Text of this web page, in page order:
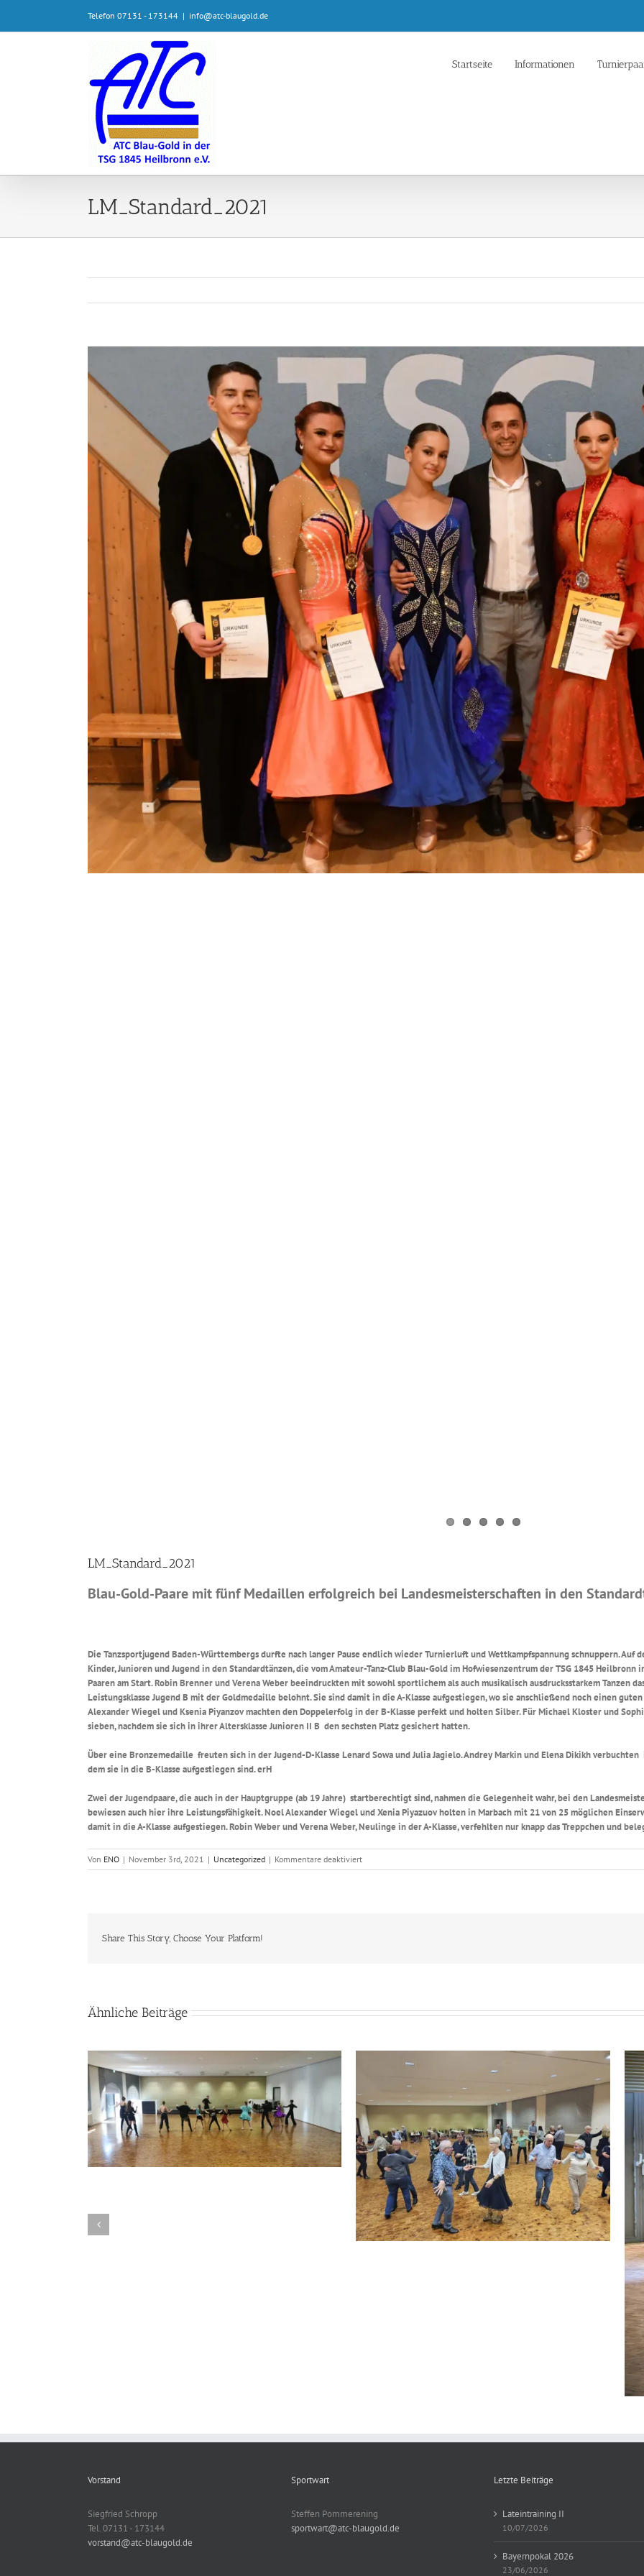
springen
Telefon 07131 - 173144 | info@atc-blaugold.de
Startseite Informationen
LM_Standard_2021
LM_Standard_2021
Blau-Gold-Paare mit fünf Medaillen erfolgreich bei Landesmeisterschaften in den
Die Tanzsportjugend Baden-Württembergs durfte nach langer Pause endlich wieder Turnierluft und Wettkampfspannung schnuppern. Auf
Kinder, Junioren und Jugend in den Standardtänzen, die vom Amateur-Tanz-Club Blau-Gold im Hofwiesenzentrum der TSG 1845 Heilbronn
Paaren am Start. Robin Brenner und Verena Weber beeindruckten mit sowohl sportlichem als auch musikalisch ausdrucksstarkem Tanzen
Leistungsklasse Jugend B mit der Goldmedaille belohnt. Sie sind damit in die A-Klasse aufgestiegen, wo sie anschließend noch einen
Alexander Wiegel und Ksenia Piyanzov machten den Doppelerfolg in der B-Klasse perfekt und holten Silber. Für Michael Kloster und
sieben, nachdem sie sich in ihrer Altersklasse Junioren II B den sechsten Platz gesichert hatten.
Über eine Bronzemedaille freuten sich in der Jugend-D-Klasse Lenard Sowa und Julia Jagielo. Andrey Markin und Elena Dikikh
dem sie in die B-Klasse aufgestiegen sind. erH
Zwei der Jugendpaare, die auch in der Hauptgruppe (ab 19 Jahre) startberechtigt sind, nahmen die Gelegenheit wahr, bei den
bewiesen auch hier ihre Leistungsfähigkeit. Noel Alexander Wiegel und Xenia Piyazuov holten in Marbach mit 21 von 25 möglichen
damit in die A-Klasse aufgestiegen. Robin Weber und Verena Weber, Neulinge in der A-Klasse, verfehlten nur knapp das Treppchen und
Von ENO | November 3rd, 2021 | Uncategorized | Kommentare deaktiviertfür
LM_Standard_2021
Share This Story, Choose Your Platform!
Ähnliche Beiträge
vorstand@atc-blaugold.de
10/06/2026